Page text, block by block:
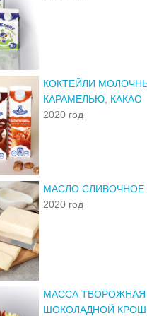
КОКТЕЙЛИ
КАРАМЕЛЬЮ, КАКАО
2020 год
МАСЛО СЛИВОЧНОЕ
2020 год
МАССА ТВОРОЖНАЯ
ШОКОЛАДНОЙ